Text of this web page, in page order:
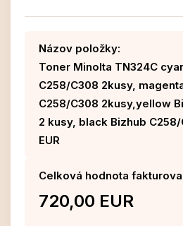
Názov položky:
Toner Minolta TN324C
C258/C308 2kusy,
C258/C308 2kusy,yellow
2 kusy, black Bizhub
EUR
Celková hodnota
720,00 EUR